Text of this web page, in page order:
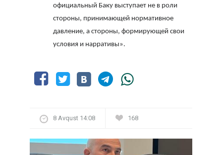
официальный Баку выступает не в роли
стороны, принимающей нормативное
давление, а стороны, формирующей свои
условия и нарративы».
8 Avqust 14:08 168